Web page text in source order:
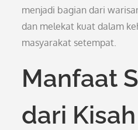
menjadi bagian dari
dan melekat kuat dalam
masyarakat setempat.
Manfaat
dari